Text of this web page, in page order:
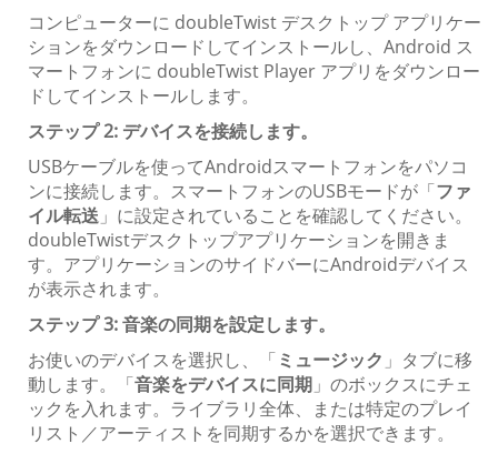
コンピューターに doubleTwist デスクトップ アプリケー
ションをダウンロードしてインストールし、Android ス
マートフォンに doubleTwist Player アプリをダウンロー
ドしてインストールします。
ステップ 2: デバイスを接続します。
USBケーブルを使ってAndroidスマートフォンをパソコ
ンに接続します。スマートフォンのUSBモードが「ファ
イル転送 」に設定されていることを確認してください。
doubleTwistデスクトップアプリケーションを開きま
す。アプリケーションのサイドバーにAndroidデバイス
が表示されます。
ステップ 3: 音楽の同期を設定します。
お使いのデバイスを選択し、「ミュージック 」タブに移
動します。「音楽をデバイスに同期 」のボックスにチェ
ックを入れます。ライブラリ全体、または特定のプレイ
リスト／アーティストを同期するかを選択できます。